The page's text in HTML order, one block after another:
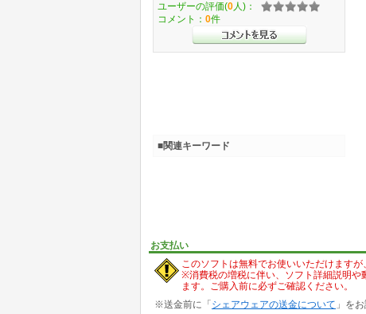
お支払い
このソフトは無料でお使いいただけますが
※消費税の増税に伴い、ソフト詳細説明や
ます。ご購入前に必ずご確認ください。
※送金前に「シェアウェアの送金について 」を
ユーザーの評価(0 人)：
コメント： 0件
■関連キーワード